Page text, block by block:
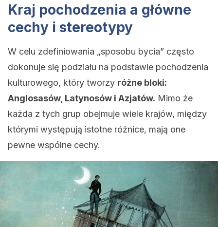
Kraj pochodzenia a główne
cechy i stereotypy
W celu zdefiniowania „sposobu bycia” często
dokonuje się podziału na podstawie pochodzenia
kulturowego, który tworzy różne bloki:
Anglosasów, Latynosów i Azjatów. Mimo że
każda z tych grup obejmuje wiele krajów, między
którymi występują istotne różnice, mają one
pewne wspólne cechy.